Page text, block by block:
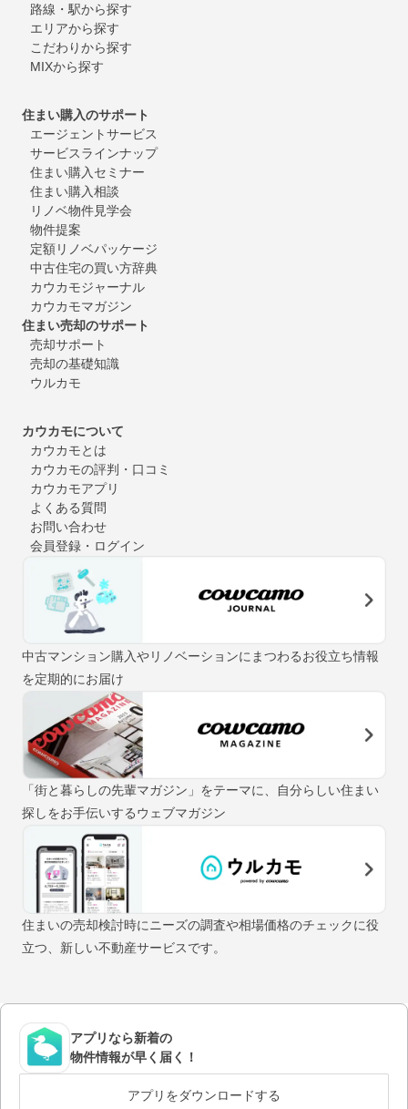
路線・駅から探す
エリアから探す
こだわりから探す
MIXから探す
住まい購入のサポート
エージェントサービス
サービスラインナップ
住まい購入セミナー
住まい購入相談
リノベ物件見学会
物件提案
定額リノベパッケージ
中古住宅の買い方辞典
カウカモジャーナル
カウカモマガジン
住まい売却のサポート
売却サポート
売却の基礎知識
ウルカモ
カウカモについて
カウカモとは
カウカモの評判・口コミ
カウカモアプリ
よくある質問
お問い合わせ
会員登録・ログイン
中古マンション購入やリノベーションにまつわるお役立ち情報
を定期的にお届け
「街と暮らしの先輩マガジン」をテーマに、自分らしい住まい
探しをお手伝いするウェブマガジン
住まいの売却検討時にニーズの調査や相場価格のチェックに役
立つ、新しい不動産サービスです。
アプリなら新着の
物件情報が早く届く！
アプリをダウンロードする